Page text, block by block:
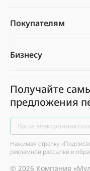
Покупателям
Бизнесу
Получайте
предложения
Нажимая стрелку
рекламной рассылки и
© 2026 Компания